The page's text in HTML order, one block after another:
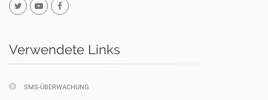
Verwendete Links
SMS-ÜBERWACHUNG